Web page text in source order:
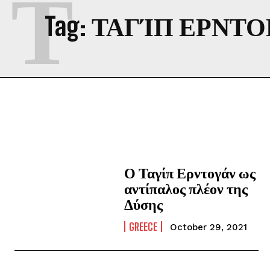
Tag: ΤΑΓΊΠ
Τ
Ο Ταγίπ Ερντογάν ως
αντίπαλος πλέον της
Δύσης
GREECE October 29, 2021